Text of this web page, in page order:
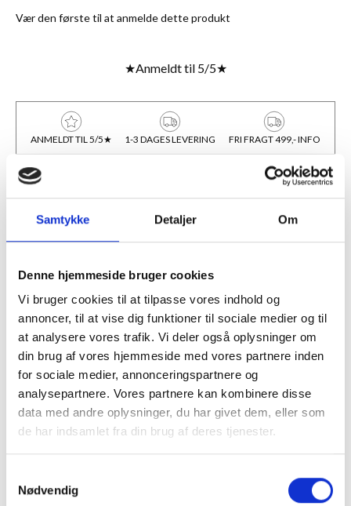
Samtykke Detaljer Om
Denne hjemmeside bruger cookies
Vi bruger cookies til at tilpasse vores indhold og
annoncer, til at vise dig funktioner til sociale medier og til
at analysere vores trafik. Vi deler også oplysninger om
din brug af vores hjemmeside med vores partnere inden
for sociale medier, annonceringspartnere og
analysepartnere. Vores partnere kan kombinere disse
data med andre oplysninger, du har givet dem, eller som
de har indsamlet fra din brug af deres tjenester.
Nødvendig
Vær den første til at anmelde dette produkt
★Anmeldt til 5/5★
ANMELDT TIL 5/5★ 1-3 DAGES LEVERING FRI FRAGT 499,- INFO
BESKRIVELSE
Flexibel, høj kvalitet 70g m² kraft paper tape
Dette sikrer en stærk binding til rammen tilbage.
Når du sammenligner omkostninger, skal du huske, at Superpapir
er på 50 m ruller.
+ Høj opacitet skjuler tomrummet og giver en varig finish i høj
kvalitet
+ Høj trækstyrke gør det let at bruge og tilpasse sig ramme og
rygprofil
+ Specielt formuleret klæbemiddel med høj klæbeevne har
fremragende greb til ramme og bagplade
+ Holder sig til sig selv for nem at arbejde og i hjørnet overlapper
hinanden
MERE INFORMATION